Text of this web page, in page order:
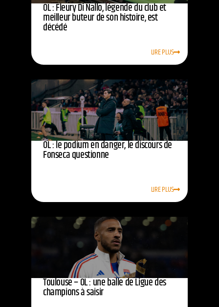
OL : Fleury Di Nallo, légende du club et
meilleur buteur de son histoire, est
décédé
LIRE PLUS
OL : le podium en danger, le discours de
Fonseca questionne
LIRE PLUS
Toulouse – OL : une balle de Ligue des
champions à saisir